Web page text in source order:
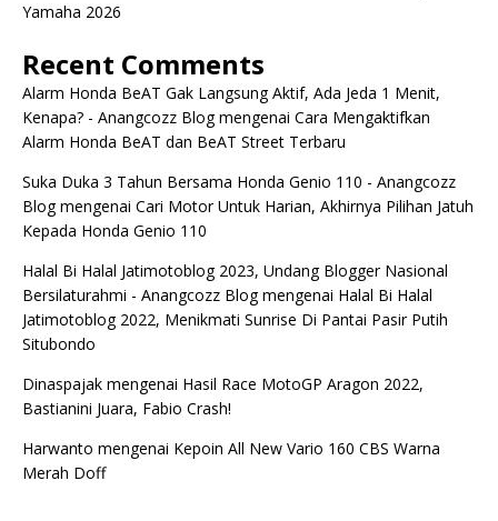
Yamaha 2026
Recent Comments
Alarm Honda BeAT Gak Langsung Aktif, Ada Jeda 1 Menit,
Kenapa? - Anangcozz Blogmengenai Cara Mengaktifkan
Alarm Honda BeAT dan BeAT Street Terbaru
Suka Duka 3 Tahun Bersama Honda Genio 110 - Anangcozz
Blogmengenai Cari Motor Untuk Harian, Akhirnya Pilihan Jatuh
Kepada Honda Genio 110
Halal Bi Halal Jatimotoblog 2023, Undang Blogger Nasional
Bersilaturahmi - Anangcozz Blogmengenai Halal Bi Halal
Jatimotoblog 2022, Menikmati Sunrise Di Pantai Pasir Putih
Situbondo
Dinaspajak mengenai Hasil Race MotoGP Aragon 2022,
Bastianini Juara, Fabio Crash!
Harwanto mengenai Kepoin All New Vario 160 CBS Warna
Merah Doff